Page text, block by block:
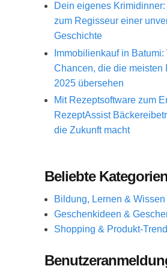
Dein eigenes
zum Regisseur einer
Geschichte
Immobilienkauf in
Chancen, die die meisten
2025 übersehen
Mit Rezeptsoftware zum
RezeptAssist
die Zukunft macht
Beliebte
Bildung, Lernen & Wissen
Geschenkideen &
Shopping & Produkt-